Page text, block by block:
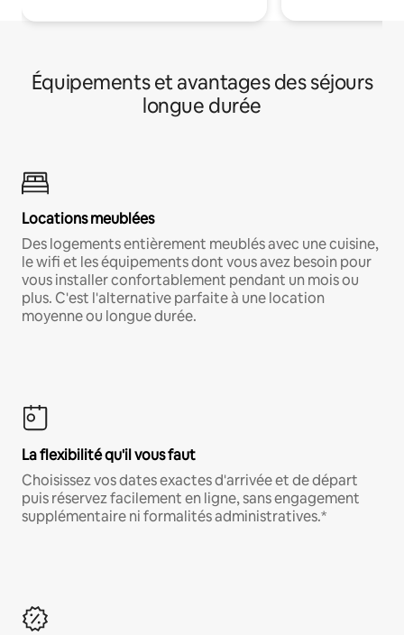
Équipements et avantages des séjours
longue durée
Locations meublées
Des logements entièrement meublés avec une cuisine,
le wifi et les équipements dont vous avez besoin pour
vous installer confortablement pendant un mois ou
plus. C'est l'alternative parfaite à une location
moyenne ou longue durée.
La flexibilité qu'il vous faut
Choisissez vos dates exactes d'arrivée et de départ
puis réservez facilement en ligne, sans engagement
supplémentaire ni formalités administratives.*